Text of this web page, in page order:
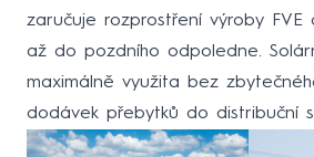
zaručuje rozprostření výroby FVE
až do pozdního odpoledne.
maximálně využita bez
dodávek přebytků do distribuční